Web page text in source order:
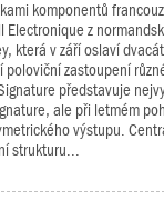
komponentů
Electronique z
která v září oslaví
poloviční zastoupení
představuje
ale při letmém
výstupu.
strukturu...